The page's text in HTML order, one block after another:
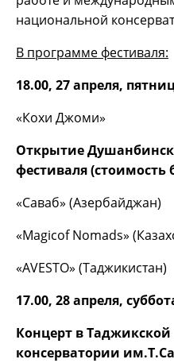
национальной
В программе фестиваля:
18.00, 27 апреля,
«Кохи Джоми»
Открытие
фестиваля (стоимость
«Саваб» (Азербайджан)
«Magicof Nomads»
«AVESTO» (Таджикистан)
17.00, 28 апреля,
Концерт в
консерватории